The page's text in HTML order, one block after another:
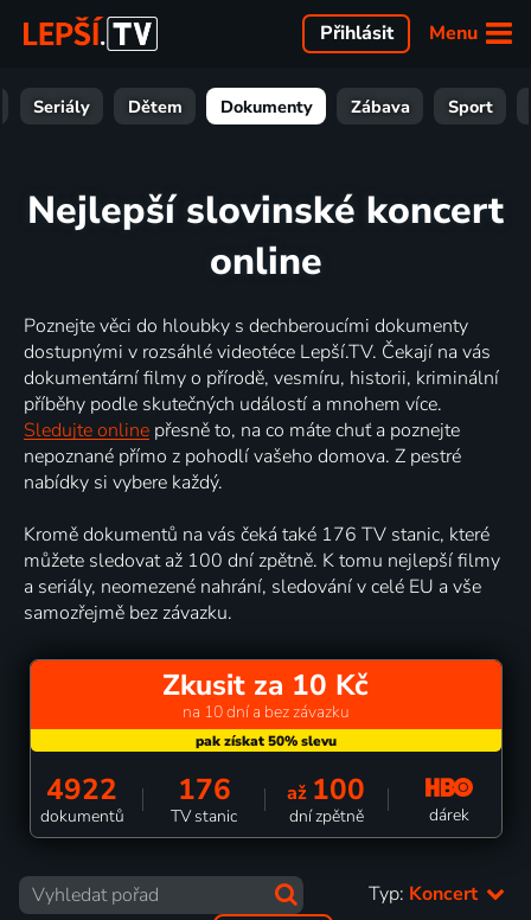
Menu
Přihlásit
Seriály Dětem Dokumenty Zábava Sport
Nejlepší slovinské koncert
online
Poznejte věci do hloubky s dechberoucími dokumenty
dostupnými v rozsáhlé videotéce Lepší.TV. Čekají na vás
dokumentární filmy o přírodě, vesmíru, historii, kriminální
příběhy podle skutečných událostí a mnohem více.
Sledujte online přesně to, na co máte chuť a poznejte
nepoznané přímo z pohodlí vašeho domova. Z pestré
nabídky si vybere každý.
Kromě dokumentů na vás čeká také 176 TV stanic, které
můžete sledovat až 100 dní zpětně. K tomu nejlepší filmy
a seriály, neomezené nahrání, sledování v celé EU a vše
samozřejmě bez závazku.
Zkusit za 10 Kč
na 10 dní a bez závazku
4922
dokumentů
176
TV stanic
až 100
dní zpětně dárek
Typ: Koncert